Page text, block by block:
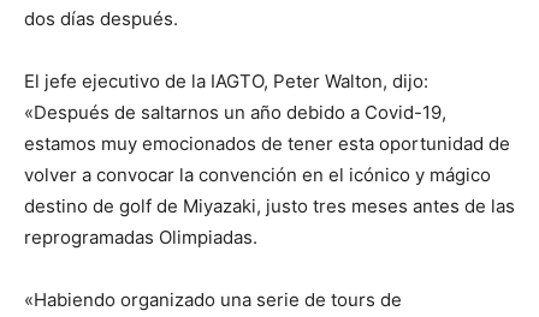
dos días después.
El jefe ejecutivo de la IAGTO, Peter Walton, dijo:
«Después de saltarnos un año debido a Covid-19,
estamos muy emocionados de tener esta oportunidad de
volver a convocar la convención en el icónico y mágico
destino de golf de Miyazaki, justo tres meses antes de las
reprogramadas Olimpiadas.
«Habiendo organizado una serie de tours de